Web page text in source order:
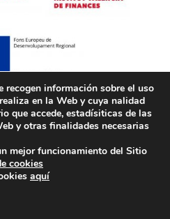
recogen información sobre el uso
en la Web y cuya nalidad
que accede, estadísiticas de las
y otras finalidades necesarias
mejor funcionamiento del Sitio
cookies
aquí
de cookies RGPD
Europea a través del
del Fons Europeu de
2020, com a part de la
pandèmia del COVID-19